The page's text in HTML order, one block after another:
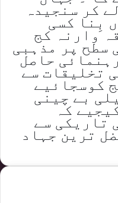
کر سنجیدہ
بِنا کسی
وارنہ کج
سطح پر مذہبی
حاصل
تخلیقات سے
کوسجائیے
بے چینی
کہ
تاریکی سے
ترین جہاد